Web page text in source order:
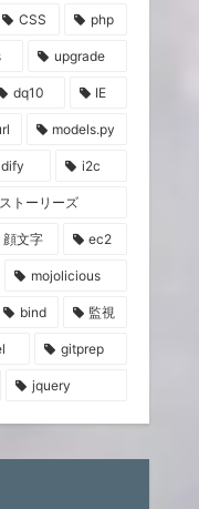
CSS php
upgrade
dq10 IE
models.py
dify i2c
トーリーズ
顔文字 ec2
mojolicious
bind 監視
gitprep
jquery